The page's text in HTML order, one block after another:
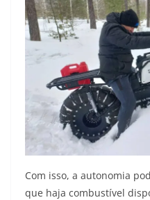
Com isso, a autonomia
que haja combustível